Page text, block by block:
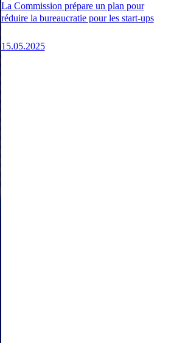
La Commission prépare un plan pour
réduire la bureaucratie pour les start-ups
15.05.2025